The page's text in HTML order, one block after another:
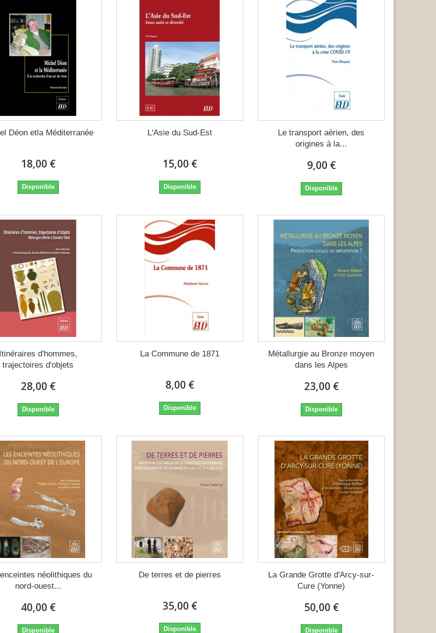
Déon etla Méditerranée
18,00 €
Disponible
L'Asie du Sud-Est
15,00 €
Disponible
Le transport aérien, des
origines à la...
9,00 €
Disponible
d'hommes,
trajectoires d'objets
28,00 €
Disponible
La Commune de 1871
8,00 €
Disponible
Métallurgie au Bronze moyen
dans les Alpes
23,00 €
Disponible
néolithiques du
nord-ouest...
40,00 €
Disponible
De terres et de pierres
35,00 €
Disponible
La Grande Grotte d'Arcy-sur-
Cure (Yonne)
50,00 €
Disponible